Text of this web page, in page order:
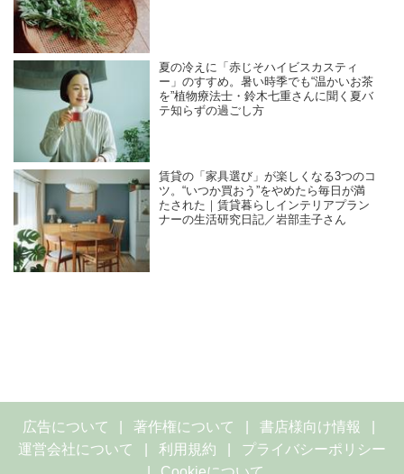
夏の冷えに「赤じそハイビスカスティ
ー」のすすめ。暑い時季でも“温かいお茶
を”植物療法士・鈴木七重さんに聞く夏バ
テ知らずの過ごし方
賃貸の「家具選び」が楽しくなる3つのコ
ツ。“いつか買おう”をやめたら毎日が満
たされた｜賃貸暮らしインテリアプラン
ナーの生活研究日記／岩部圭子さん
広告について 著作権について
書店様向け情報
運営会社について
利用規約
プライバシーポリシー